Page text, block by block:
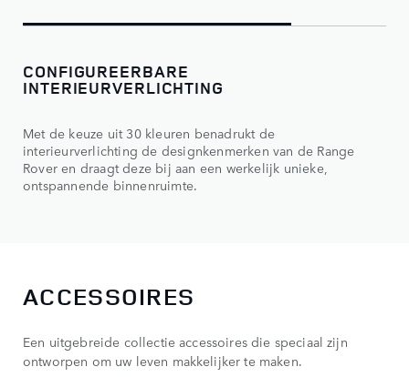
CONFIGUREERBARE
INTERIEURVERLICHTING
Met de keuze uit 30 kleuren benadrukt de
interieurverlichting de designkenmerken van de Range
Rover en draagt deze bij aan een werkelijk unieke,
ontspannende binnenruimte.
ACCESSOIRES
Een uitgebreide collectie accessoires die speciaal zijn
ontworpen om uw leven makkelijker te maken.